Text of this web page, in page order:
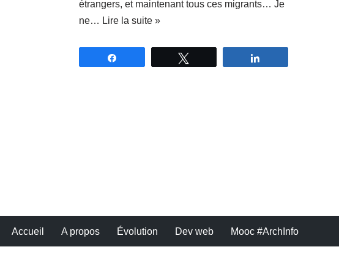
étrangers, et maintenant tous ces migrants… Je
ne… Lire la suite »
Accueil A propos Évolution Dev web Mooc #ArchInfo